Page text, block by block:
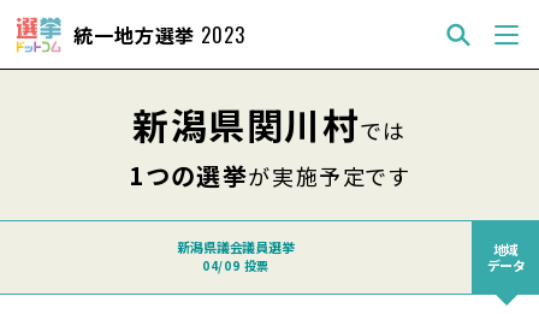
統一地方選挙 2023
新潟県関川村では
1つの選挙が実施予定です
新潟県議会議員選挙
04/09 投票
地域
データ